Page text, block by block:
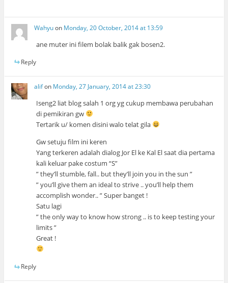
Wahyuon Monday, 20 October, 2014 at 13:59
ane muter ini filem bolak balik gak bosen2.
Reply
alifon Monday, 27 January, 2014 at 23:30
Iseng2 liat blog salah 1 org yg cukup membawa perubahan
di pemikiran gw
Tertarik u/ komen disini walo telat gila
Gw setuju film ini keren
Yang terkeren adalah dialog Jor El ke Kal El saat dia pertama
kali keluar pake costum “S”
” they’ll stumble, fall.. but they’ll join you in the sun ”
” you’ll give them an ideal to strive .. you’ll help them
accomplish wonder.. ” Super banget !
Satu lagi
” the only way to know how strong .. is to keep testing your
limits ”
Great !
Reply